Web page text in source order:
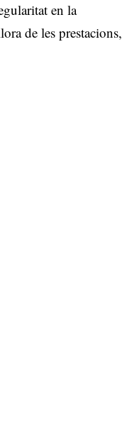
en la
de les prestacions,